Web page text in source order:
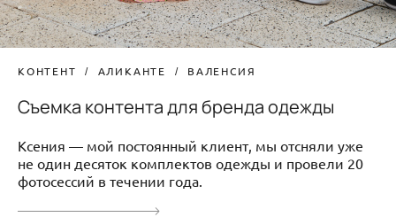
КОНТЕНТ АЛИКАНТЕ ВАЛЕНСИЯ
Съемка контента для бренда одежды
Ксения — мой постоянный клиент, мы отсняли уже
не один десяток комплектов одежды и провели 20
фотосессий в течении года.